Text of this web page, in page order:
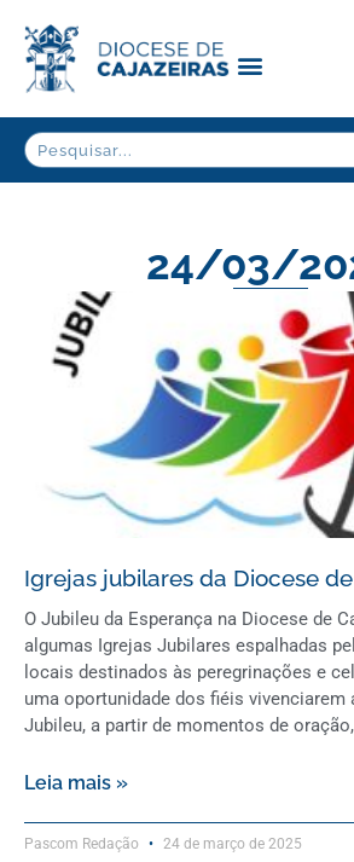
24/03/
Igrejas jubilares da Diocese
O Jubileu da Esperança na Diocese de
algumas Igrejas Jubilares espalhadas
locais destinados às peregrinações e
uma oportunidade dos fiéis vivenciarem
Jubileu, a partir de momentos de
Leia mais »
Pascom Redação 24 de março de 2025